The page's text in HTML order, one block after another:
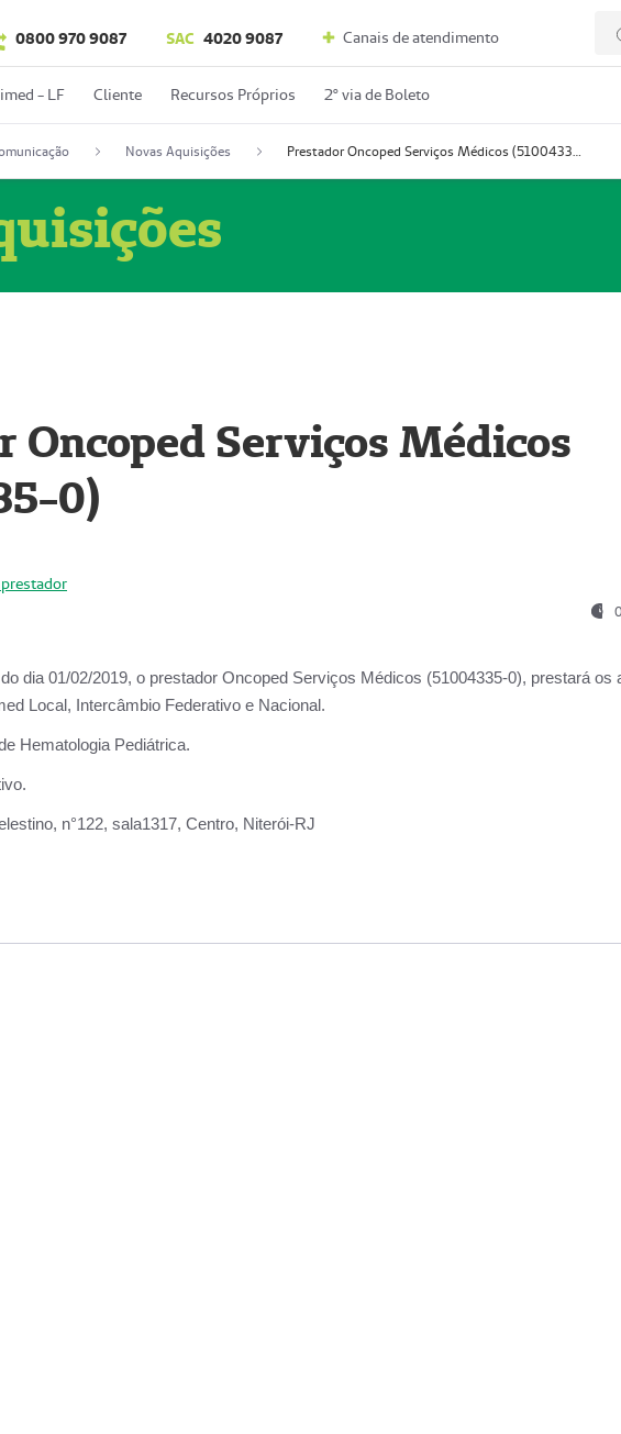
0800 970 9087 SAC 4020 9087 Canais de atendimento
- LF Cliente Recursos Próprios 2º via de Boleto
Novas Aquisições Prestador Oncoped Serviços Médicos (51004335-0)
Oncoped Serviços Médicos
0)
dia 01/02/2019, o prestador Oncoped Serviços Médicos (51004335-0), prestará os
Local, Intercâmbio Federativo e Nacional.
Hematologia Pediátrica.
n°122, sala1317, Centro, Niterói-RJ